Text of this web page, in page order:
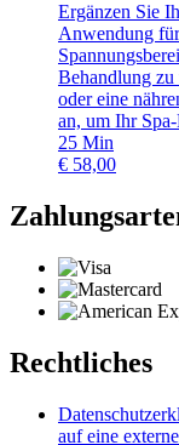
Ergänzen Sie
Anwendung
Behandlung
oder eine
an, um Ihr
25 Min
€ 58,00
Rechtliches
auf eine